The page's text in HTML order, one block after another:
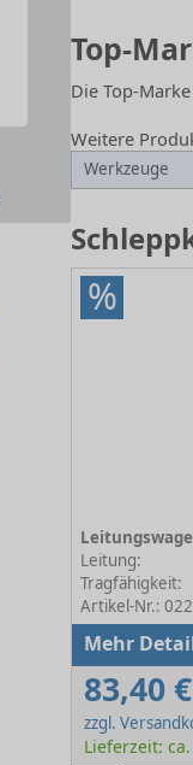
Top-
Die Top-
Weitere
Werkzeuge
%
Leitung:
Tragfähigkeit:
Artikel-Nr.:
Mehr
83,40 €
zzgl.
Lieferzeit: